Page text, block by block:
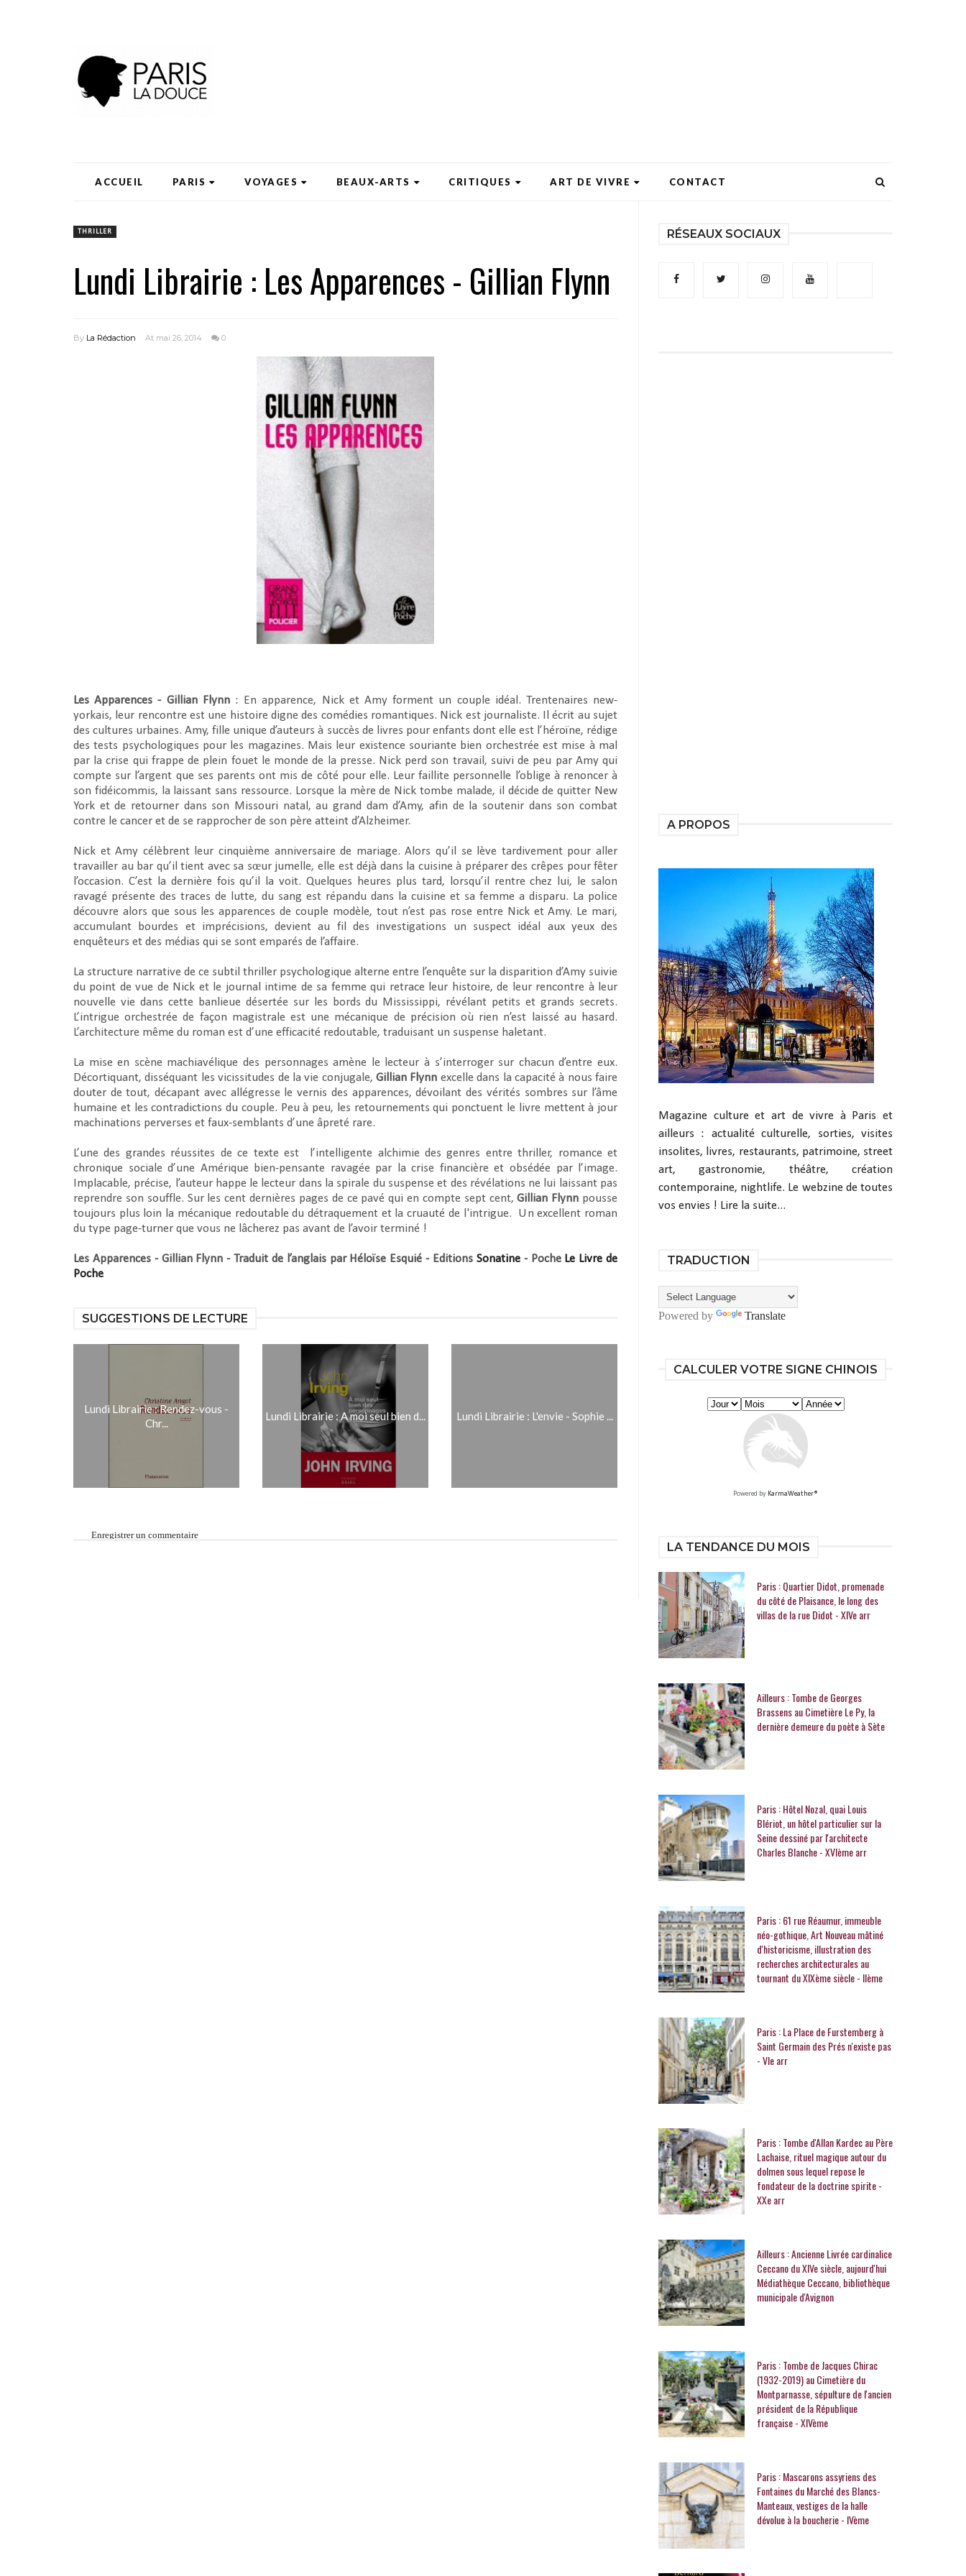
ACCUEIL PARIS VOYAGES BEAUX-ARTS CRITIQUES ART DE VIVRE CONTACT
THRILLER
Lundi Librairie : Les Apparences - Gillian Flynn
By La Rédaction At mai 26, 2014 0
Les Apparences - Gillian Flynn: En apparence, Nick et Amy forment un couple idéal. Trentenaires new-
yorkais, leur rencontre est une histoire digne des comédies romantiques. Nick est journaliste. Il écrit au sujet
des cultures urbaines. Amy, fille unique d’auteurs à succès de livres pour enfants dont elle est l’héroïne, rédige
des tests psychologiques pour les magazines. Mais leur existence souriante bien orchestrée est mise à mal
par la crise qui frappe de plein fouet le monde de la presse. Nick perd son travail, suivi de peu par Amy qui
compte sur l’argent que ses parents ont mis de côté pour elle. Leur faillite personnelle l’oblige à renoncer à
son fidéicommis, la laissant sans ressource. Lorsque la mère de Nick tombe malade, il décide de quitter New
York et de retourner dans son Missouri natal, au grand dam d’Amy, afin de la soutenir dans son combat
contre le cancer et de se rapprocher de son père atteint d’Alzheimer.
Nick et Amy célèbrent leur cinquième anniversaire de mariage. Alors qu’il se lève tardivement pour aller
travailler au bar qu’il tient avec sa sœur jumelle, elle est déjà dans la cuisine à préparer des crêpes pour fêter
l’occasion. C’est la dernière fois qu’il la voit. Quelques heures plus tard, lorsqu’il rentre chez lui, le salon
ravagé présente des traces de lutte, du sang est répandu dans la cuisine et sa femme a disparu. La police
découvre alors que sous les apparences de couple modèle, tout n’est pas rose entre Nick et Amy. Le mari,
accumulant bourdes et imprécisions, devient au fil des investigations un suspect idéal aux yeux des
enquêteurs et des médias qui se sont emparés de l’affaire.
La structure narrative de ce subtil thriller psychologique alterne entre l’enquête sur la disparition d’Amy suivie
du point de vue de Nick et le journal intime de sa femme qui retrace leur histoire, de leur rencontre à leur
nouvelle vie dans cette banlieue désertée sur les bords du Mississippi, révélant petits et grands secrets.
L’intrigue orchestrée de façon magistrale est une mécanique de précision où rien n’est laissé au hasard.
L’architecture même du roman est d’une efficacité redoutable, traduisant un suspense haletant.
La mise en scène machiavélique des personnages amène le lecteur à s’interroger sur chacun d’entre eux.
Décortiquant, disséquant les vicissitudes de la vie conjugale,Gillian Flynn excelle dans la capacité à nous faire
douter de tout, décapant avec allégresse le vernis des apparences, dévoilant des vérités sombres sur l’âme
humaine et les contradictions du couple. Peu à peu, les retournements qui ponctuent le livre mettent à jour
machinations perverses et faux-semblants d’une âpreté rare.
L’une des grandes réussites de ce texte est
l’intelligente alchimie des genres entre thriller, romance et
chronique sociale d’une Amérique bien-pensante ravagée par la crise financière et obsédée par l’image.
Implacable, précise, l’auteur happe le lecteur dans la spirale du suspense et des révélations ne lui laissant pas
reprendre son souffle. Sur les cent dernières pages de ce pavé qui en compte sept cent,Gillian Flynn pousse
toujours plus loin la mécanique redoutable du détraquement et la cruauté de l'intrigue.
U n excellent roman
du type page-turner que vous ne lâcherez pas avant de l’avoir terminé !
Les Apparences - Gillian Flynn - Traduit de l’anglais par Héloïse Esquié - Editions Sonatine- Poche Le Livre de
Poche
SUGGESTIONS DE LECTURE
Lundi Librairie : Rendez-vous -
Chr...
Lundi Librairie : A moi seul bien d... Lundi Librairie : L'envie - Sophie ...
Enregistrer un commentaire
RÉSEAUX SOCIAUX
A PROPOS
Magazine culture et art de vivre à Paris et
ailleurs : actualité culturelle, sorties, visites
insolites, livres, restaurants, patrimoine, street
art, gastronomie, théâtre, création
contemporaine, nightlife. Le webzine de toutes
vos envies ! Lire la suite...
TRADUCTION
Powered by Translate
CALCULER VOTRE SIGNE CHINOIS
Powered by KarmaWeather®
LA TENDANCE DU MOIS
Paris : Quartier Didot, promenade
du côté de Plaisance, le long des
villas de la rue Didot - XIVe arr
Ailleurs : Tombe de Georges
Brassens au Cimetière Le Py, la
dernière demeure du poète à Sète
Paris : Hôtel Nozal, quai Louis
Blériot, un hôtel particulier sur la
Seine dessiné par l'architecte
Charles Blanche - XVIème arr
Paris : 61 rue Réaumur, immeuble
néo-gothique, Art Nouveau mâtiné
d'historicisme, illustration des
recherches architecturales au
tournant du XIXème siècle - IIème
Paris : La Place de Furstemberg à
Saint Germain des Prés n'existe pas
- VIe arr
Paris : Tombe d'Allan Kardec au Père
Lachaise, rituel magique autour du
dolmen sous lequel repose le
fondateur de la doctrine spirite -
XXe arr
Ailleurs : Ancienne Livrée cardinalice
Ceccano du XIVe siècle, aujourd'hui
Médiathèque Ceccano, bibliothèque
municipale d'Avignon
Paris : Tombe de Jacques Chirac
(1932-2019) au Cimetière du
Montparnasse, sépulture de l'ancien
président de la République
française - XIVème
Paris : Mascarons assyriens des
Fontaines du Marché des Blancs-
Manteaux, vestiges de la halle
dévolue à la boucherie - IVème